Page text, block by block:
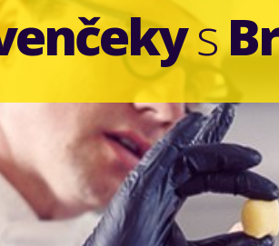
s